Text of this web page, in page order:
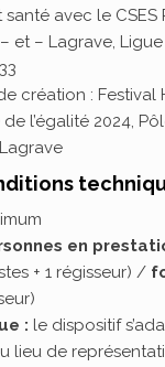
avec le
et – Lagrave,
création : Festival
l’égalité 2024,
en
+ 1 régisseur) /
: le dispositif
lieu de